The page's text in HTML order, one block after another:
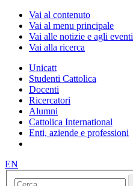
Vai al contenuto
Vai al menu principale
Vai alle notizie e agli eventi
Vai alla ricerca
Unicatt
Studenti Cattolica
Docenti
Ricercatori
Alumni
Cattolica International
Enti, aziende e professioni
EN